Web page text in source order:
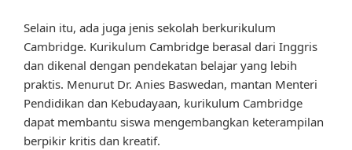
Selain itu, ada juga jenis sekolah berkurikulum
Cambridge. Kurikulum Cambridge berasal dari Inggris
dan dikenal dengan pendekatan belajar yang lebih
praktis. Menurut Dr. Anies Baswedan, mantan Menteri
Pendidikan dan Kebudayaan, kurikulum Cambridge
dapat membantu siswa mengembangkan keterampilan
berpikir kritis dan kreatif.